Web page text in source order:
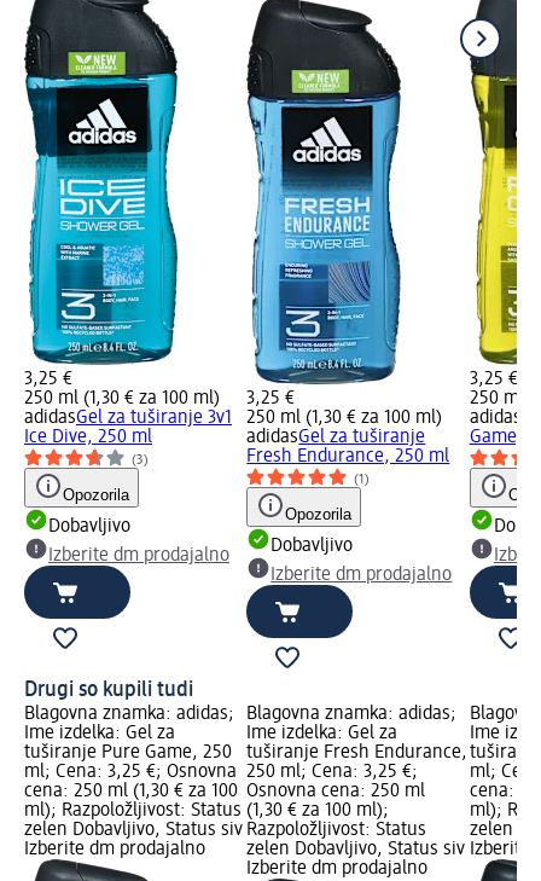
3,25 €
250 ml (1,30 € za 100 ml)
adidasGel za tuširanje 3v1
Ice Dive, 250 ml
(3)
Opozorila
Dobavljivo
Izberite dm prodajalno
3,25 €
250 ml (1,30 € za 100 ml)
adidasGel za tuširanje
Fresh Endurance, 250 ml
(1)
Opozorila
Dobavljivo
Izberite dm prodajalno
3,25 €
250 ml
adidas
Game,
Drugi so kupili tudi
Blagovna znamka: adidas;
Ime izdelka: Gel za
tuširanje Pure Game, 250
ml; Cena: 3,25 €; Osnovna
cena: 250 ml (1,30 € za 100
ml); Razpoložljivost: Status
zelen Dobavljivo, Status siv
Izberite dm prodajalno
Blagovna znamka: adidas;
Ime izdelka: Gel za
tuširanje Fresh Endurance,
250 ml; Cena: 3,25 €;
Osnovna cena: 250 ml
(1,30 € za 100 ml);
Razpoložljivost: Status
zelen Dobavljivo, Status siv
Izberite dm prodajalno
Ime
tuširanje
ml;
cena:
ml);
zelen
Izberite